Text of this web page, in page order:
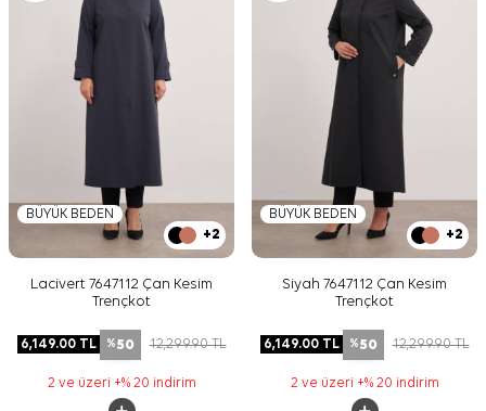
BÜYÜK BEDEN
+2
Lacivert 7647112 Çan Kesim
Trençkot
6,149.00TL %50 12,299.90TL
2 ve üzeri +% 20 indirim
BÜYÜK BEDEN
+2
Siyah 7647112 Çan Kesim
Trençkot
6,149.00TL %50 12,299.90TL
2 ve üzeri +% 20 indirim